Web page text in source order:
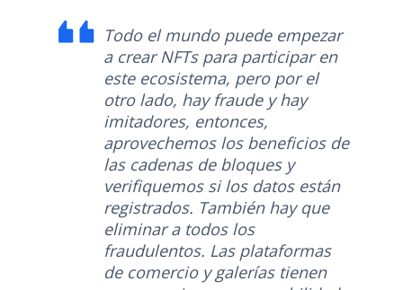
Todo el mundo puede empezar
a crear NFTs para participar en
este ecosistema, pero por el
otro lado, hay fraude y hay
imitadores, entonces,
aprovechemos los beneficios de
las cadenas de bloques y
verifiquemos si los datos están
registrados. También hay que
eliminar a todos los
fraudulentos. Las plataformas
de comercio y galerías tienen